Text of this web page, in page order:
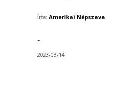
Írta: Amerikai Népszava
-
2023-08-14